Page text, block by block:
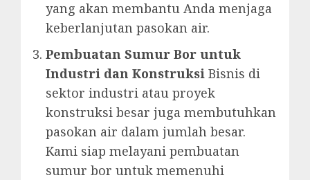
yang akan membantu Anda menjaga
keberlanjutan pasokan air.
Pembuatan Sumur Bor untuk
Industri dan Konstruksi Bisnis di
sektor industri atau proyek
konstruksi besar juga membutuhkan
pasokan air dalam jumlah besar.
Kami siap melayani pembuatan
sumur bor untuk memenuhi